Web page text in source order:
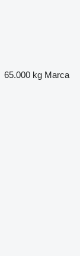
65.000 kg Marca